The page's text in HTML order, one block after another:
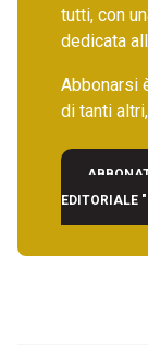
tutti, con
dedicata
Abbonarsi
di tanti
EDITORIALE